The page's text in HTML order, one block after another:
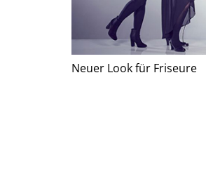
Neuer Look für Friseure